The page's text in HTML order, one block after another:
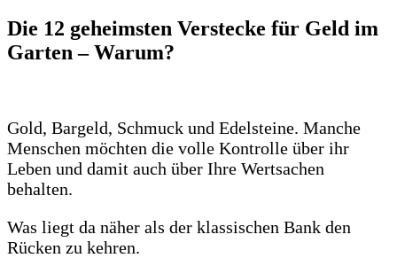
Die 12 geheimsten Verstecke für Geld im
Garten – Warum?
Gold, Bargeld, Schmuck und Edelsteine. Manche
Menschen möchten die volle Kontrolle über ihr
Leben und damit auch über Ihre Wertsachen
behalten.
Was liegt da näher als der klassischen Bank den
Rücken zu kehren.